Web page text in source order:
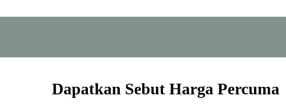
Dapatkan Sebut Harga Percuma